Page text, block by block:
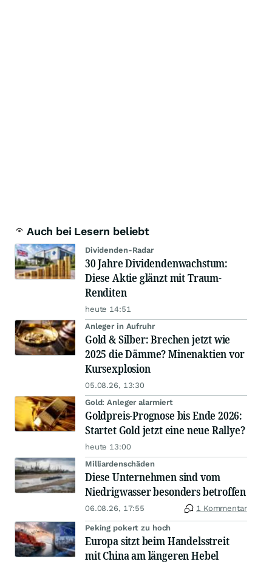
Auch bei Lesern beliebt
Dividenden-Radar
30 Jahre Dividendenwachstum:
Diese Aktie glänzt mit Traum-
Renditen
heute 14:51
Anleger in Aufruhr
Gold & Silber: Brechen jetzt wie
2025 die Dämme? Minenaktien vor
Kursexplosion
05.08.26, 13:30
Gold: Anleger alarmiert
Goldpreis-Prognose bis Ende 2026:
Startet Gold jetzt eine neue Rallye?
heute 13:00
Milliardenschäden
Diese Unternehmen sind vom
Niedrigwasser besonders betroffen
06.08.26, 17:55 1 Kommentar
Peking pokert zu hoch
Europa sitzt beim Handelsstreit
mit China am längeren Hebel